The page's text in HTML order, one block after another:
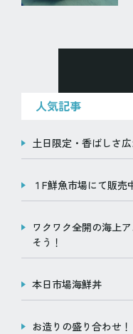
人気記事
土日限定・香ばしさ
１F鮮魚市場にて販売中
ワクワク全開の海上
そう！
本日市場海鮮丼
お造りの盛り合わせ